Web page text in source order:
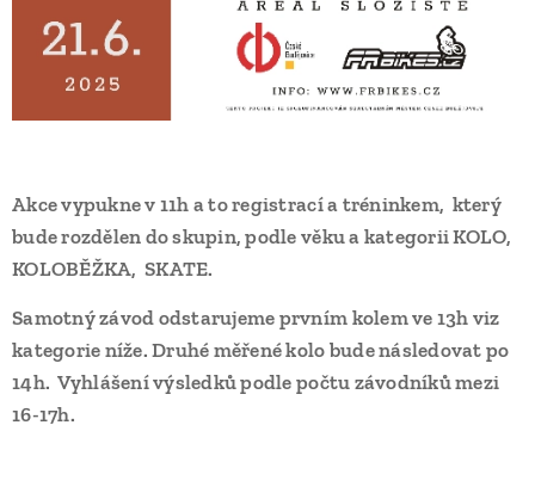
Akce vypukne v 11h a to registrací a tréninkem, který
bude rozdělen do skupin, podle věku a kategorii KOLO,
KOLOBĚŽKA, SKATE.
Samotný závod odstarujeme prvním kolem ve 13h viz
kategorie níže. Druhé měřené kolo bude následovat po
14h. Vyhlášení výsledků podle počtu závodníků mezi
16-17h.